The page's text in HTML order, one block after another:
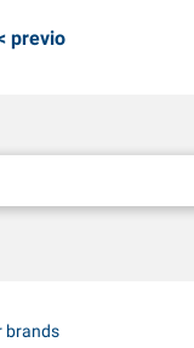
previo
brands